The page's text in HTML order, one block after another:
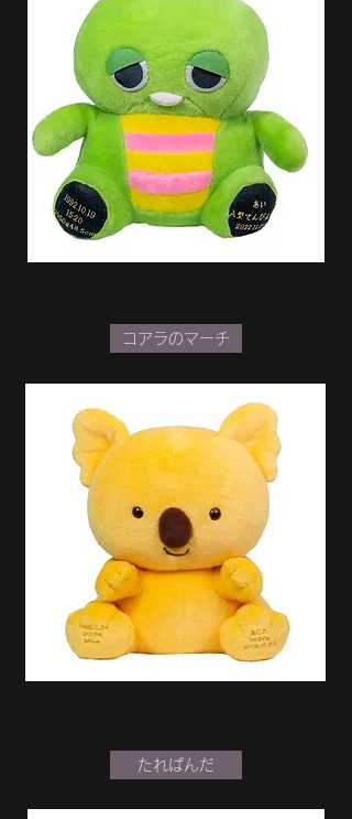
コアラのマーチ
たれぱんだ